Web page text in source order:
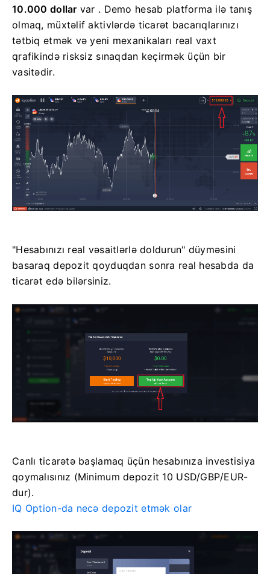
10.000 dollar var . Demo hesab platforma ilə tanış
olmaq, müxtəlif aktivlərdə ticarət bacarıqlarınızı
tətbiq etmək və yeni mexanikaları real vaxt
qrafikində risksiz sınaqdan keçirmək üçün bir
vasitədir.
"Hesabınızı real vəsaitlərlə doldurun" düyməsini
basaraq depozit qoyduqdan sonra real hesabda da
ticarət edə bilərsiniz.
Canlı ticarətə başlamaq üçün hesabınıza investisiya
qoymalısınız (Minimum depozit 10 USD/GBP/EUR-
dur).
IQ Option-da necə depozit etmək olar